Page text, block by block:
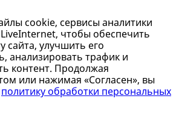
cookie, сервисы аналитики
чтобы обеспечить
сайта, улучшить его
анализировать трафик и
контент. Продолжая
или нажимая «Согласен», вы
политику обработки персональных